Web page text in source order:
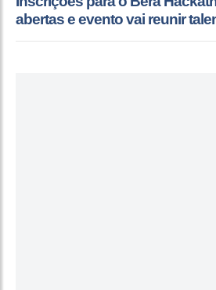
abertas e evento vai reunir